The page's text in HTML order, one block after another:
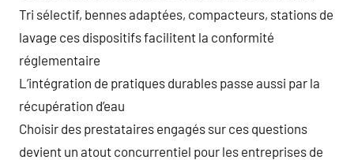
Tri sélectif, bennes adaptées, compacteurs, stations de
lavage ces dispositifs facilitent la conformité
réglementaire
L’intégration de pratiques durables passe aussi par la
récupération d’eau
Choisir des prestataires engagés sur ces questions
devient un atout concurrentiel pour les entreprises de